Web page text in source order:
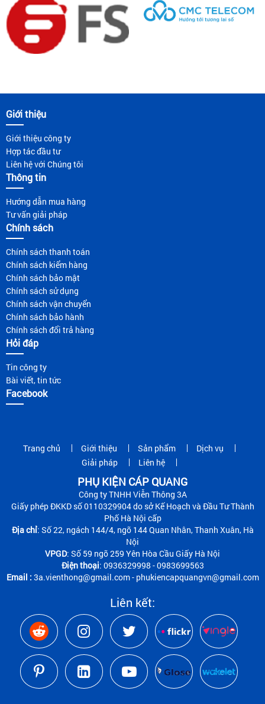
Giới thiệu
Giới thiệu công ty
Hợp tác đầu tư
Liên hệ với Chúng tôi
Thông tin
Hướng dẫn mua hàng
Tư vấn giải pháp
Chính sách
Chính sách thanh toán
Chính sách kiểm hàng
Chính sách bảo mật
Chính sách sử dụng
Chính sách vận chuyển
Chính sách bảo hành
Chính sách đổi trả hàng
Hỏi đáp
Tin công ty
Bài viết, tin tức
Facebook
Trang chủ Giới thiệu Sản phẩm
Dịch vụ
Giải pháp
Liên hệ
PHỤ KIỆN CÁP QUANG
Công ty TNHH Viễn Thông 3A
Giấy phép ĐKKD số 0110329904 do sở Kế Hoạch và Đầu Tư Thành
Phố Hà Nội cấp
Địa chỉ: Số 22, ngách 144/4, ngõ 144 Quan Nhân, Thanh Xuân, Hà
Nội
VPGD: Số 59 ngõ 259 Yên Hòa Cầu Giấy Hà Nội
Điện thoại: 0936329998 - 0983699563
Email : 3a.vienthong@gmail.com - phukiencapquangvn@gmail.com
Liên kết: